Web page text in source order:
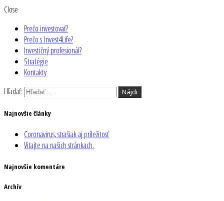
Close
Prečo investovať?
Prečo s Invest4Life?
Investičný profesionál?
Stratégie
Kontakty
Hľadať:
Najnovšie články
Coronavirus, strašiak aj príležitosť
Vitajte na našich stránkach.
Najnovšie komentáre
Archív